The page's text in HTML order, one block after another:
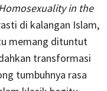
in the
di kalangan Islam,
memang dituntut
transformasi
tumbuhnya rasa